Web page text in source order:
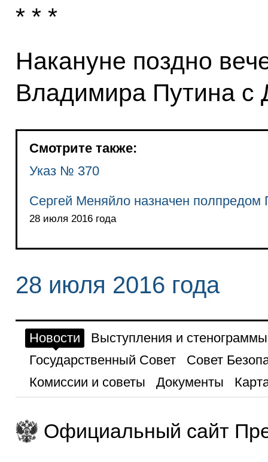
* * *
Накануне поздно
Владимира Путина
Смотрите также:
Указ № 370
Сергей Меняйло назначен
28 июля 2016 года
28 июля 2016 года
Новости
Выступления и стенограммы
Государственный Совет
Совет
Комиссии и советы
Документы
Официальный сайт